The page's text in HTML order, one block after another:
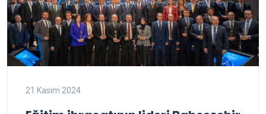
21 Kasım 2024